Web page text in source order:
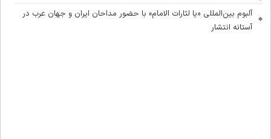
آلبوم بین‌المللی «یا لثارات الامام» با حضور مداحان ایران و جهان عرب در
آستانه انتشار